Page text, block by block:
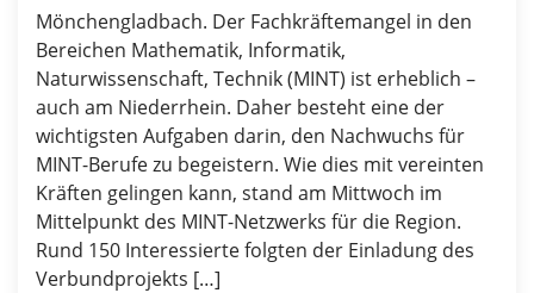
Mönchengladbach. Der Fachkräftemangel in den
Bereichen Mathematik, Informatik,
Naturwissenschaft, Technik (MINT) ist erheblich –
auch am Niederrhein. Daher besteht eine der
wichtigsten Aufgaben darin, den Nachwuchs für
MINT-Berufe zu begeistern. Wie dies mit vereinten
Kräften gelingen kann, stand am Mittwoch im
Mittelpunkt des MINT-Netzwerks für die Region.
Rund 150 Interessierte folgten der Einladung des
Verbundprojekts […]